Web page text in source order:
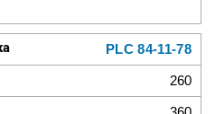
PLC 84-11-78
260